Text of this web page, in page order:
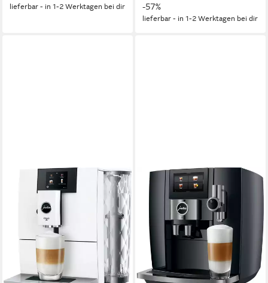
lieferbar - in 1-2 Werktagen bei dir -57%
lieferbar - in 1-2 Werktagen bei dir